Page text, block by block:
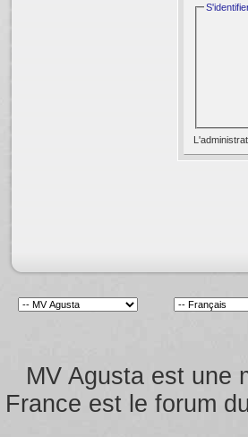
MV Agusta est une
France est le forum